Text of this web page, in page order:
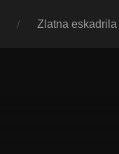
Zlatna eskadrila